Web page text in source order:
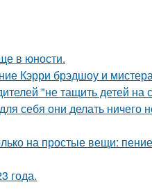
в юности.
Кэрри брэдшоу и
"не тащить детей на
себя они делать ничего
на простые вещи:
года.